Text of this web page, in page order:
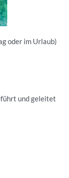
oder im Urlaub)
und geleitet